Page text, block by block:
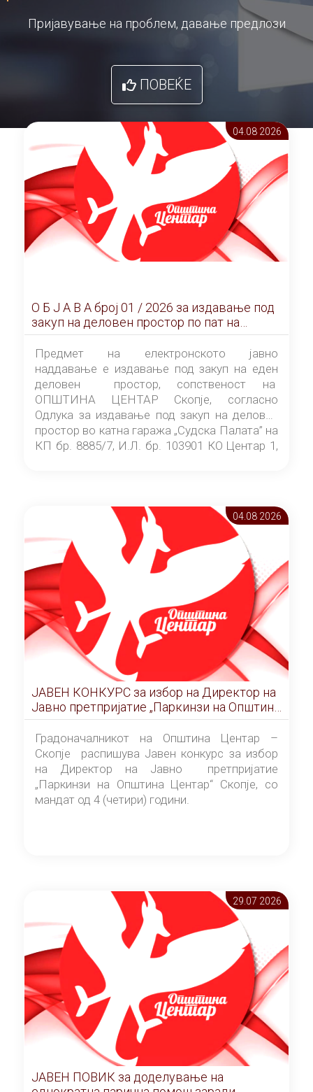
Пријавување на проблем, давање предлози
ПОВЕЌЕ
04.08 2026
О Б Ј А В А брoj 01 / 2026 за издавање под
закуп на деловен простор по пат на
ЕЛЕКТРОНСКО ЈАВНО НАДДАВАЊЕ
Предмет на електронското јавно
наддавање е издавање под закуп на еден
деловен простор, сопственост на
ОПШТИНА ЦЕНТАР Скопје, согласно
Одлука за издавање под закуп на деловен
простор во катна гаража „Судска Палата” на
КП бр. 8885/7, И.Л. бр. 103901 КО Центар 1,
Скопје” број 9/2026), за времетраење од 3
(три) години од денот на потпишувањето на
Договорот за закуп со најповолниот
понудувач.
04.08 2026
ЈАВЕН КОНКУРС за избор на Директор на
Јавно претпријатие „Паркинзи на Општина
Центар“ – Скопје
Градоначалникот на Општина Центар –
Скопје распишува Јавен конкурс за избор
на Директор на Јавно претпријатие
„Паркинзи на Општина Центар“ Скопје, со
мандат од 4 (четири) години.
29.07 2026
ЈАВЕН ПОВИК за доделување на